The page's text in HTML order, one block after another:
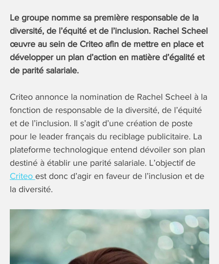
Le groupe nomme sa première responsable de la
diversité, de l’équité et de l’inclusion. Rachel Scheel
œuvre au sein de Criteo afin de mettre en place et
développer un plan d’action en matière d’égalité et
de parité salariale.
Criteo annonce la nomination de Rachel Scheel à la
fonction de responsable de la diversité, de l’équité
et de l’inclusion. Il s’agit d’une création de poste
pour le leader français du reciblage publicitaire. La
plateforme technologique entend dévoiler son plan
destiné à établir une parité salariale. L’objectif de
Criteo est donc d’agir en faveur de l’inclusion et de
la diversité.